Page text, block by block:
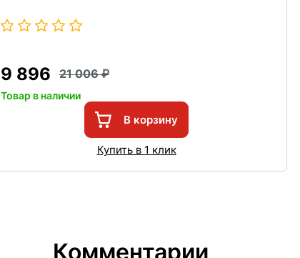
9 896 21 006
Товар в наличии
В корзину
Купить в 1 клик
Комментарии